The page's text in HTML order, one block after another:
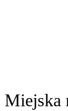
Miejska